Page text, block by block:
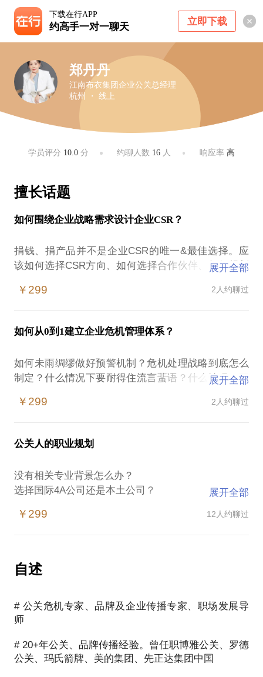
下载在行APP
约高手一对一聊天 立即下载
郑丹丹
江南布衣集团企业公关总经理
杭州 ・ 线上
学员评分 10.0 分 约聊人数 16 人 响应率 高
擅长话题
如何围绕企业战略需求设计企业CSR？
捐钱、捐产品并不是企业CSR的唯一&最佳选择。应
该如何选择CSR方向、如何选择合作伙伴、如何规划
展开全部
￥299 2人约聊过
如何从0到1建立企业危机管理体系？
如何未雨绸缪做好预警机制？危机处理战略到底怎么
制定？什么情况下要耐得住流言蜚语？什么情况下要
天飞的情况下如何“删、沉、推”？
展开全部
￥299 2人约聊过
公关人的职业规划
没有相关专业背景怎么办？
选择国际4A公司还是本土公司？
选择外企还是蒸蒸日上的民企？
展开全部
￥299 12人约聊过
自述
# 公关危机专家、品牌及企业传播专家、职场发展导
师
# 20+年公关、品牌传播经验。曾任职博雅公关、罗德
公关、玛氏箭牌、美的集团、先正达集团中国